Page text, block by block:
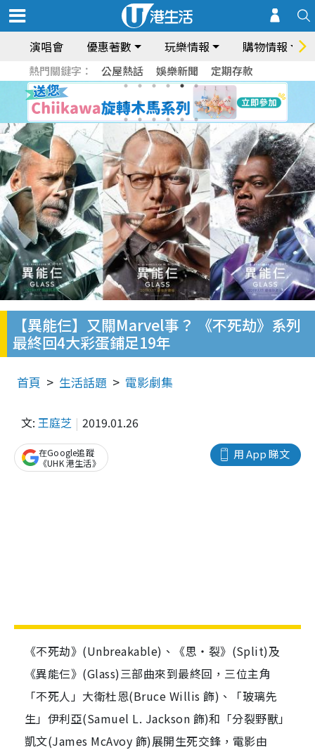
演唱會 優惠著數 玩樂情報 購物情報
熱門關鍵字： 公屋熱話 娛樂新聞 定期存款
【異能仨】又關Marvel事？ 《不死劫》系列
最終回4大彩蛋鋪足19年
首頁 生活話題 電影劇集
文: 王庭芝 2019.01.26
用 App 睇文
在Google追蹤
《UHK 港生活》
《不死劫》(Unbreakable)、《思‧裂》(Split)及
《異能仨》(Glass)三部曲來到最終回，三位主角
「不死人」大衛杜恩(Bruce Willis 飾)、「玻璃先
生」伊利亞(Samuel L. Jackson 飾)和「分裂野獸」
凱文(James McAvoy 飾)展開生死交鋒，電影由